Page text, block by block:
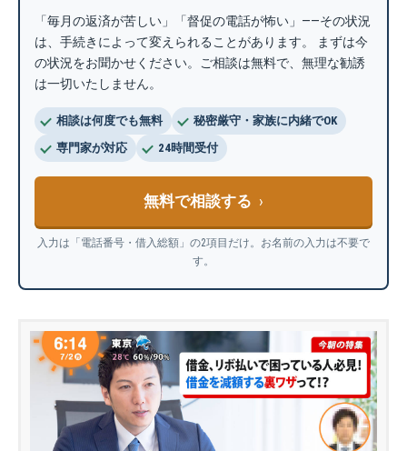
「毎月の返済が苦しい」「督促の電話が怖い」——その状況
は、手続きによって変えられることがあります。 まずは今
の状況をお聞かせください。ご相談は無料で、無理な勧誘
は一切いたしません。
相談は何度でも無料
秘密厳守・家族に内緒でOK
専門家が対応
24時間受付
無料で相談する
入力は「電話番号・借入総額」の2項目だけ。お名前の入力は不要で
す。